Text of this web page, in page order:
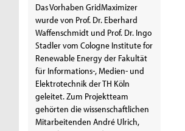
Das Vorhaben GridMaximizer
wurde von Prof. Dr. Eberhard
Waffenschmidt und Prof. Dr. Ingo
Stadler vom Cologne Institute for
Renewable Energy der Fakultät
für Informations-, Medien- und
Elektrotechnik der TH Köln
geleitet. Zum Projektteam
gehörten die wissenschaftlichen
Mitarbeitenden André Ulrich,